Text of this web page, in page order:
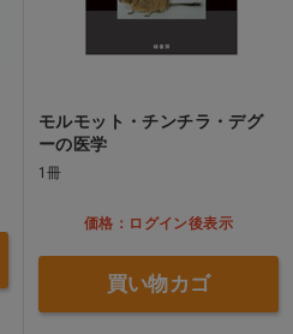
モルモット・チンチラ・デグ
ーの医学
1冊
価格：ログイン後表示
買い物カゴ